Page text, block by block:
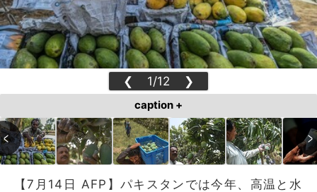
❮ 1/12 ❯
caption +
【7月14日 AFP】パキスタンでは今年、高温と水